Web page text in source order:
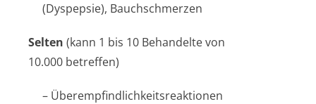
(Dyspepsie), Bauchschmerzen
Selten (kann 1 bis 10 Behandelte von
10.000 betreffen)
– Überempfindlichke­itsreaktionen